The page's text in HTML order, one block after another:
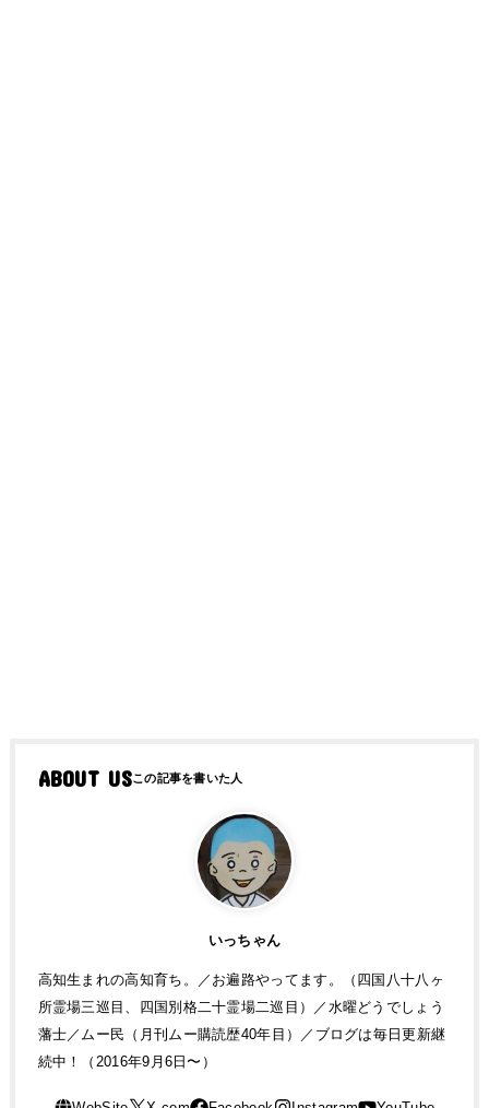
ABOUT US
いっちゃん
高知生まれの高知育ち。／お遍路やってます。（四国八十八ヶ
所霊場三巡目、四国別格二十霊場二巡目）／水曜どうでしょう
藩士／ムー民（月刊ムー購読歴40年目）／ブログは毎日更新継
続中！（2016年9月6日〜）